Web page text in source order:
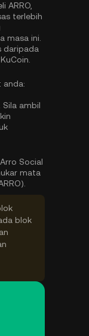
ARRO,
terlebih
masa ini.
daripada
anda:
ambil
Social
mata
blok